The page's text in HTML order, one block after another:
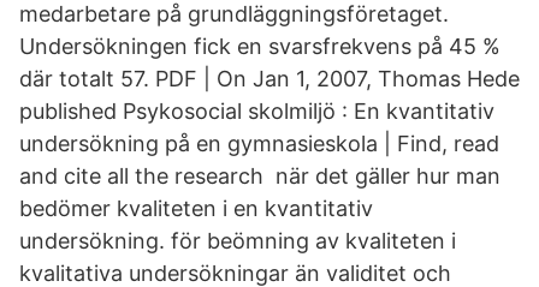
medarbetare på grundläggningsföretaget.
Undersökningen fick en svarsfrekvens på 45 %
där totalt 57. PDF | On Jan 1, 2007, Thomas Hede
published Psykosocial skolmiljö : En kvantitativ
undersökning på en gymnasieskola | Find, read
and cite all the research när det gäller hur man
bedömer kvaliteten i en kvantitativ
undersökning. för beömning av kvaliteten i
kvalitativa undersökningar än validitet och